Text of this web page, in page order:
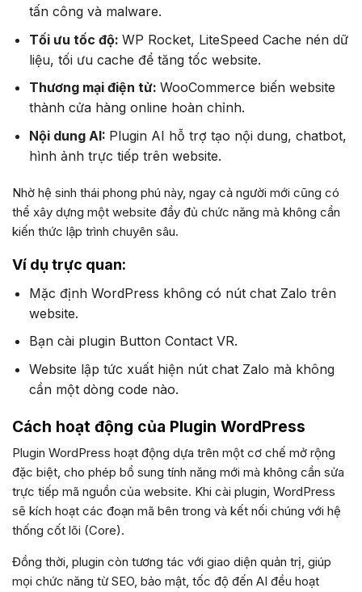
tấn công và malware.
Tối ưu tốc độ: WP Rocket, LiteSpeed Cache nén dữ
liệu, tối ưu cache để tăng tốc website.
Thương mại điện tử: WooCommerce biến website
thành cửa hàng online hoàn chỉnh.
Nội dung AI: Plugin AI hỗ trợ tạo nội dung, chatbot,
hình ảnh trực tiếp trên website.
Nhờ hệ sinh thái phong phú này, ngay cả người mới cũng có
thể xây dựng một website đầy đủ chức năng mà không cần
kiến thức lập trình chuyên sâu.
Ví dụ trực quan:
Mặc định WordPress không có nút chat Zalo trên
website.
Bạn cài plugin Button Contact VR.
Website lập tức xuất hiện nút chat Zalo mà không
cần một dòng code nào.
Cách hoạt động của Plugin WordPress
Plugin WordPress hoạt động dựa trên một cơ chế mở rộng
đặc biệt, cho phép bổ sung tính năng mới mà không cần sửa
trực tiếp mã nguồn của website. Khi cài plugin, WordPress
sẽ kích hoạt các đoạn mã bên trong và kết nối chúng với hệ
thống cốt lõi (Core).
Đồng thời, plugin còn tương tác với giao diện quản trị, giúp
mọi chức năng từ SEO, bảo mật, tốc độ đến AI đều hoạt